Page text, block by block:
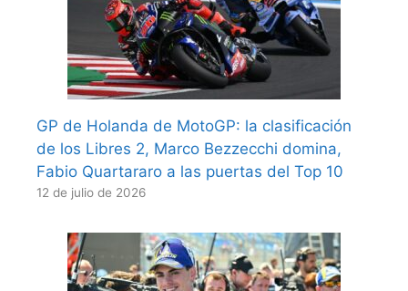
GP de Holanda de MotoGP: la clasificación
de los Libres 2, Marco Bezzecchi domina,
Fabio Quartararo a las puertas del Top 10
12 de julio de 2026